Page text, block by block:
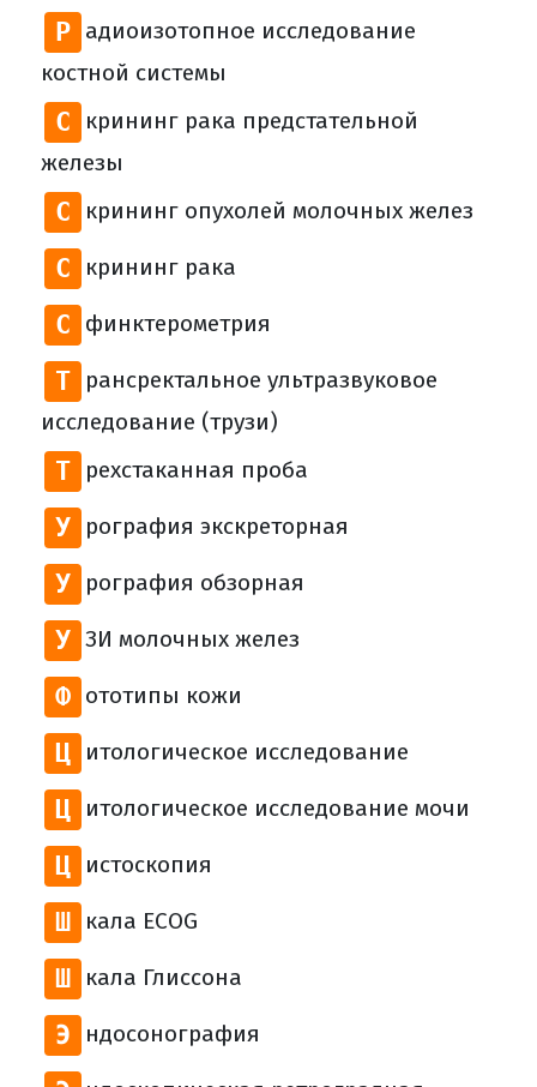
Р адиоизотопное исследование
костной системы
С
крининг рака предстательной
железы
С крининг опухолей молочных желез
С крининг рака
С финктерометрия
Т
рансректальное ультразвуковое
исследование (трузи)
Т рехстаканная проба
У рография экскреторная
У рография обзорная
У ЗИ молочных желез
Ф ототипы кожи
Ц итологическое исследование
Ц итологическое исследование мочи
Ц истоскопия
Ш кала ECOG
Ш кала Глиссона
Э ндосонография